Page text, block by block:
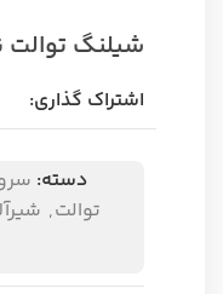
شیلنگ توالت
اشتراک گذاری:
دسته:
توالت,